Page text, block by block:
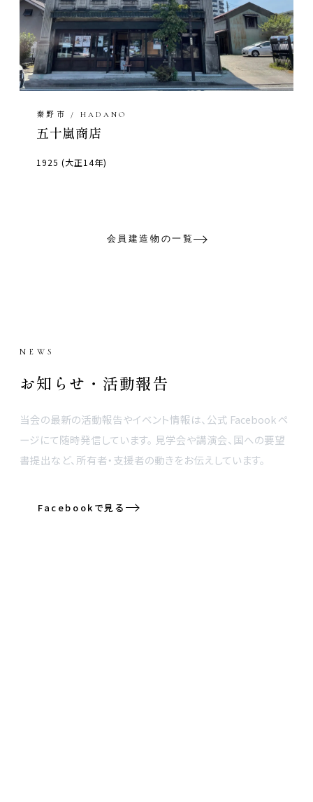
秦野市 / HADANO
五十嵐商店
1925 (大正14年)
会員建造物の一覧
NEWS
お知らせ・活動報告
当会の最新の活動報告やイベント情報は、公式 Facebook ペ
ージにて随時発信しています。 見学会や講演会、国への要望
書提出など、所有者・支援者の動きをお伝えしています。
Facebookで見る